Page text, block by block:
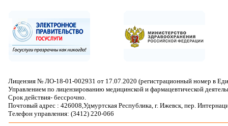
Лицензия № ЛО-18-01-002931 от 17.07.2020 (регистрационный номер в
Управлением по лицензированию медицинской и фармацевтической
Срок действия- бессрочно.
Почтовый адрес : 426008,Удмуртская Республика, г. Ижевск, пер.
Телефон управления: (3412) 220-066